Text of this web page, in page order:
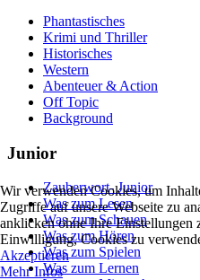
Phantastisches
Krimi und Thriller
Historisches
Western
Abenteuer & Action
Off Topic
Background
Junior
Zauberwort- Junior
Was zum Lesen
Was zum Schauen
Was zum Hören
Was zum Spielen
Was zum Lernen
Wir verwenden Cookies, um
Zugriffe auf unsere Webseite zu
anklicken ohne Ihre Einstellungen
Einwilligung, Cookies zu
Akzeptieren
Mehr Infos